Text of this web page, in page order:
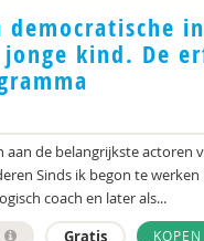
democratische
kind. De
aan de belangrijkste
Sinds ik begon te
coach en later als...
Gratis KOPEN